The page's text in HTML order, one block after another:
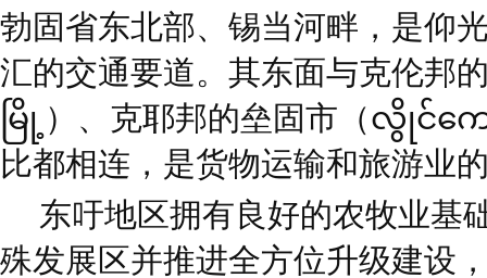
勃固省东北部、锡当河畔，是仰
汇的交通要道。其东面与克伦
မြို့）、克耶邦的垒固市（လွိုင်က
比都相连，是货物运输和旅游业
东吁地区拥有良好的农牧业基
殊发展区并推进全方位升级建设